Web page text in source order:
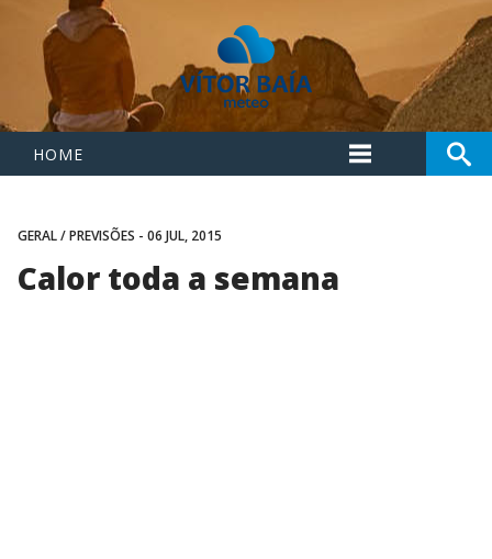
HOME
GERAL/PREVISÕES - 06 JUL, 2015
Calor toda a semana